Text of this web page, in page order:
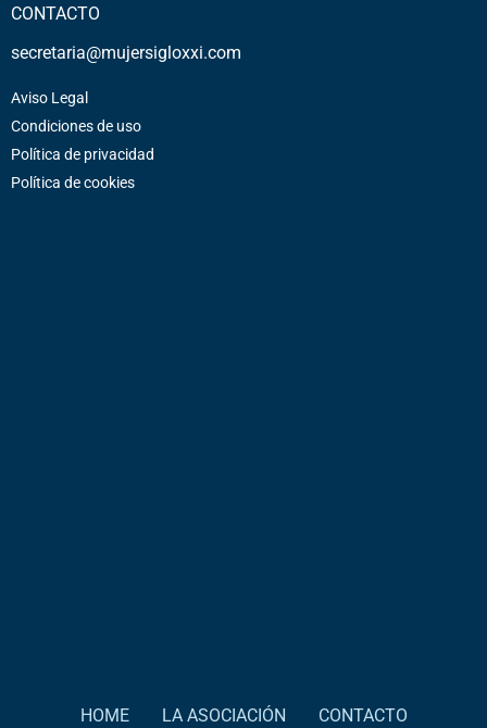
CONTACTO
secretaria@mujersigloxxi.com
Aviso Legal
Condiciones de uso
Política de privacidad
Política de cookies
HOME LA ASOCIACIÓN CONTACTO